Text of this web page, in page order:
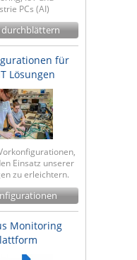
PCs (AI)
für
Lösungen
Einsatz unserer
zu erleichtern.
Monitoring